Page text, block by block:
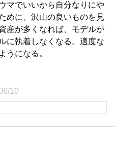
マでいいから自分なりにや
めに、沢山の良いものを見
産が多くなれば、モデルが
に執着しなくなる。適度な
うになる。
10